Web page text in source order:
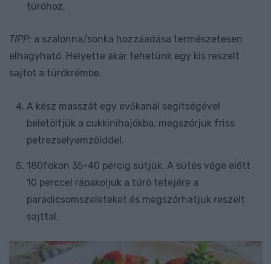
túróhoz.
TIPP: a szalonna/sonka hozzáadása természetesen
elhagyható. Helyette akár tehetünk egy kis reszelt
sajtot a túrókrémbe.
A kész masszát egy evőkanál segítségével
beletöltjük a cukkinihajókba, megszórjuk friss
petrezselyemzölddel.
180fokon 35-40 percig sütjük. A sütés vége előtt
10 perccel rápakoljuk a túró tetejére a
paradicsomszeleteket és megszórhatjuk reszelt
sajttal.